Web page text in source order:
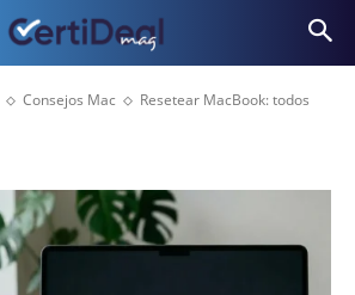
Consejos Mac
Resetear MacBook: todos